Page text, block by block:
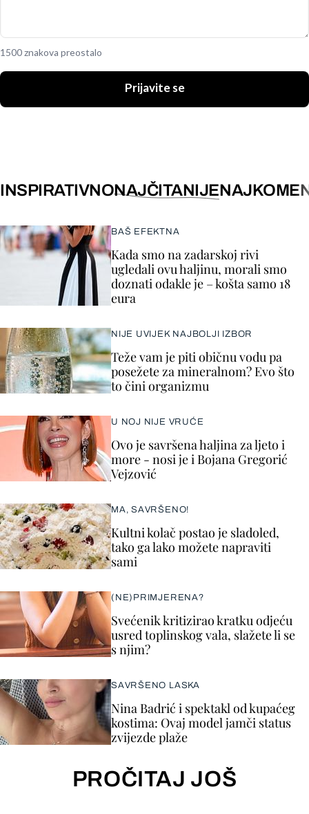
1500 znakova preostalo
Prijavite se
INSPIRATIVNONAJČITANIJE
BAŠ EFEKTNA
Kada smo na zadarskoj rivi
ugledali ovu haljinu, morali smo
doznati odakle je – košta samo 18
eura
NIJE UVIJEK NAJBOLJI IZBOR
Teže vam je piti običnu vodu pa
posežete za mineralnom? Evo što
to čini organizmu
U NOJ NIJE VRUĆE
Ovo je savršena haljina za ljeto i
more - nosi je i Bojana Gregorić
Vejzović
MA, SAVRŠENO!
Kultni kolač postao je sladoled,
tako ga lako možete napraviti
sami
(NE)PRIMJERENA?
Svećenik kritizirao kratku odjeću
usred toplinskog vala, slažete li se
s njim?
SAVRŠENO LASKA
Nina Badrić i spektakl od kupaćeg
kostima: Ovaj model jamči status
zvijezde plaže
PROČITAJ JOŠ